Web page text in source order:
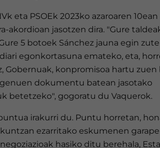
eta PSOEk 2023ko azaroaren 10ean
akordioan jasotzen dira. "Gure
5 botoek Sánchez jauna egin
egonkortasuna emateko, eta,
Gobernuak, konpromisoa hartu zuen
dokumentu batean jasotako
betetzeko", gogoratu du Vaquerok.
irakurri du. Puntu horretan,
ezarritako eskumenen
hasiko ditu berehala,